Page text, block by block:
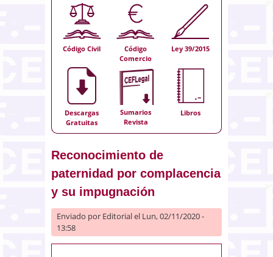
Código Civil
Código
Comercio
Ley 39/2015
Descargas
Gratuitas
Sumarios
Revista
Libros
Reconocimiento de
paternidad por complacencia
y su impugnación
Enviado por Editorialel Lun, 02/11/2020 -
13:58